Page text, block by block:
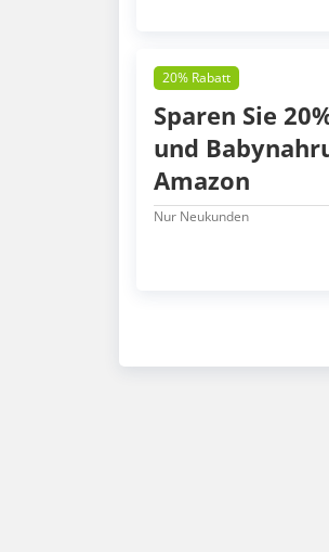
20% Rabatt
Sparen Sie
und
Amazon
Nur Neukunden